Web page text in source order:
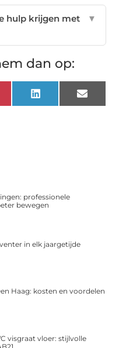
hulp krijgen met
▼
dan op:
LinkedIn Email
professionele
bewegen
in elk jaargetijde
Haag: kosten en voordelen
visgraat vloer: stijlvolle